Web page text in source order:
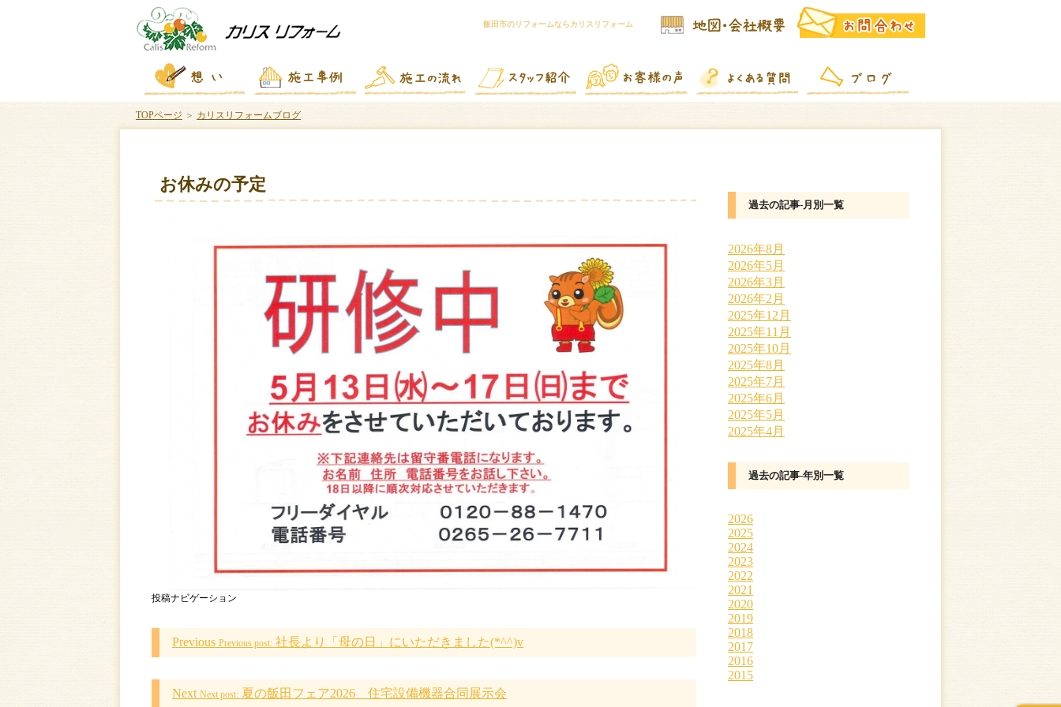
飯田市のリフォームならカリスリフォーム
TOPページ ＞ カリスリフォームブログ
お休みの予定
投稿ナビゲーション
Previous Previous post: 社長より「母の日」にいただきました(*^^)v
Next Next post: 夏の飯田フェア2026 住宅設備機器合同展示会
過去の記事-月別一覧
2026年8月
2026年5月
2026年3月
2026年2月
2025年12月
2025年11月
2025年10月
2025年8月
2025年7月
2025年6月
2025年5月
2025年4月
過去の記事-年別一覧
2026
2025
2024
2023
2022
2021
2020
2019
2018
2017
2016
2015